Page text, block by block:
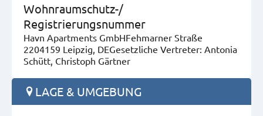
Wohnraumschutz-/
Registrierungsnummer
Havn Apartments GmbHFehmarner Straße
2204159 Leipzig, DEGesetzliche Vertreter: Antonia
Schütt, Christoph Gärtner
LAGE & UMGEBUNG